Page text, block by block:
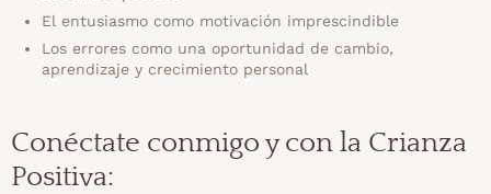
El entusiasmo como motivación imprescindible
Los errores como una oportunidad de cambio,
aprendizaje y crecimiento personal
Conéctate conmigo y con la Crianza
Positiva: